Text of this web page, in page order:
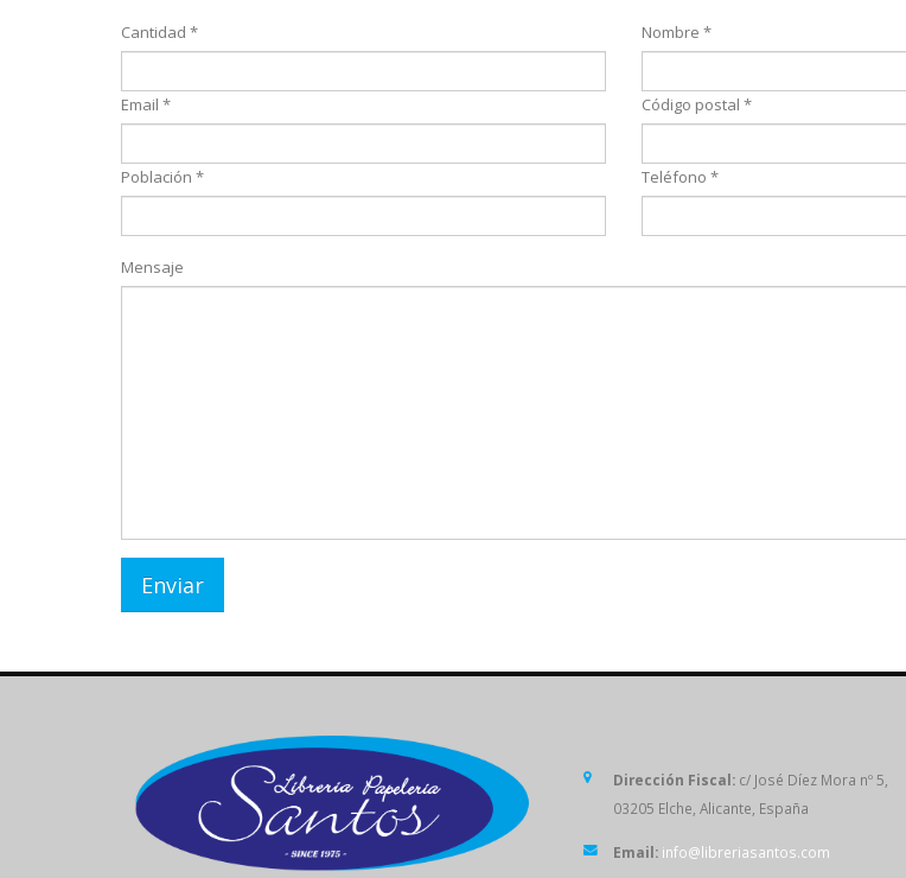
Cantidad * Nombre *
Email * Código postal *
Población * Teléfono *
Mensaje
Dirección Fiscal: c/ José Díez Mora nº 5,
03205 Elche, Alicante, España
Email: info@libreriasantos.com